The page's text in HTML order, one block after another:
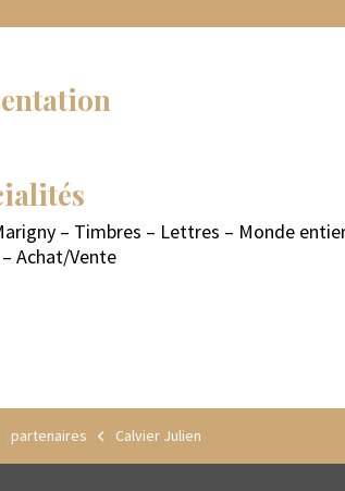
– Timbres – Lettres – Monde
Achat/Vente
partenaires Calvier Julien